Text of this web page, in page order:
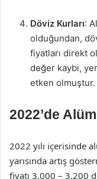
Döviz Kurları:
olduğundan,
fiyatları direkt
değer kaybı,
etken olmuştur.
2022’de
2022 yılı içerisinde
yarısında artış
fiyatı 3,000 – 3,200